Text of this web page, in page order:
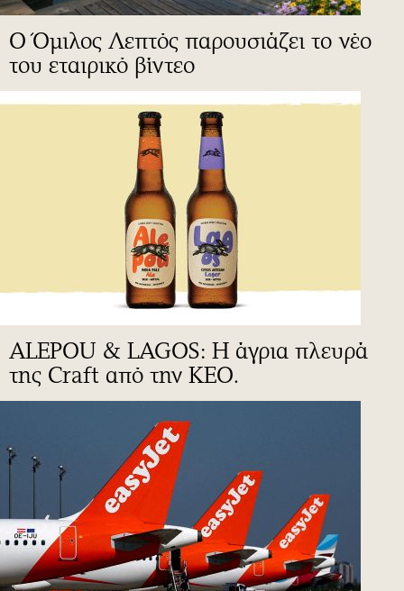
Ο Όμιλος Λεπτός παρουσιάζει το νέο
του εταιρικό βίντεο
ALEPOU & LAGOS: Η άγρια πλευρά
της Craft από την ΚΕΟ.